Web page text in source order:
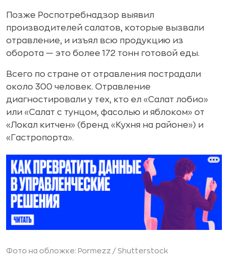
Позже Роспотребнадзор выявил
производителей салатов, которые вызвали
отравление, и изъял всю продукцию из
оборота — это более 172 тонн готовой еды.
Всего по стране от отравления пострадали
около 300 человек. Отравление
диагностировали у тех, кто ел «Салат лобио»
или «Салат с тунцом, фасолью и яблоком» от
«Локал китчен» (бренд «Кухня на районе») и
«Гастропорта».
Фото на обложке: Pormezz / Shutterstock